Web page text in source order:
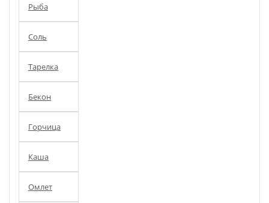
Рыба
Соль
Тарелка
Бекон
Горчица
Каша
Омлет